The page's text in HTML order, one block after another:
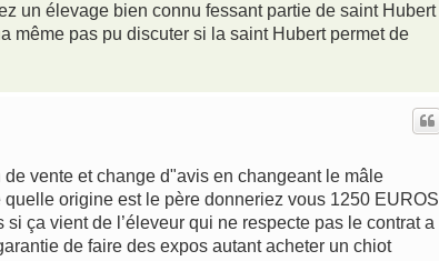
un élevage bien connu fessant partie de saint Hubert
même pas pu discuter si la saint Hubert permet de
vente et change d"avis en changeant le mâle
origine est le père donneriez vous 1250 EUROS
ça vient de l’éleveur qui ne respecte pas le contrat a
de faire des expos autant acheter un chiot